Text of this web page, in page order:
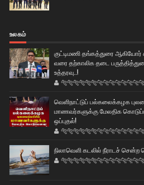
உலகம்
குட்டிமணி தங்கத்துரை ஆகியோர்
வரை தற்காலிக தடை
உத்தரவு..!
🐅🐅🐅🐅🐅🐅🐆🐆🐆🐆🐆🐆🐆🐆
வெளிநாட்டுப் பல்கலைக்கழக
மாணவர்களுக்கு மேலதிக
ஒப்புதல்!
🐅🐅🐅🐅🐅🐅🐆🐆🐆🐆🐆🐆🐆🐆
நிலாவெளி கடலில் நீராடச் சென்ற
🐅🐅🐅🐅🐅🐅🐆🐆🐆🐆🐆🐆🐆🐆